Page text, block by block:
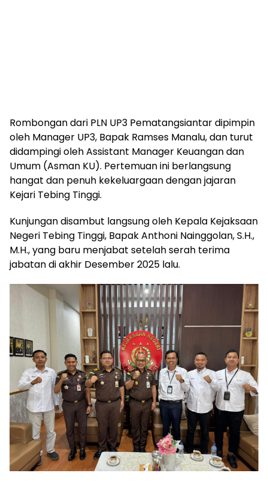
Rombongan dari PLN UP3 Pematangsiantar dipimpin
oleh Manager UP3, Bapak Ramses Manalu, dan turut
didampingi oleh Assistant Manager Keuangan dan
Umum (Asman KU). Pertemuan ini berlangsung
hangat dan penuh kekeluargaan dengan jajaran
Kejari Tebing Tinggi.
Kunjungan disambut langsung oleh Kepala Kejaksaan
Negeri Tebing Tinggi, Bapak Anthoni Nainggolan, S.H.,
M.H., yang baru menjabat setelah serah terima
jabatan di akhir Desember 2025 lalu.